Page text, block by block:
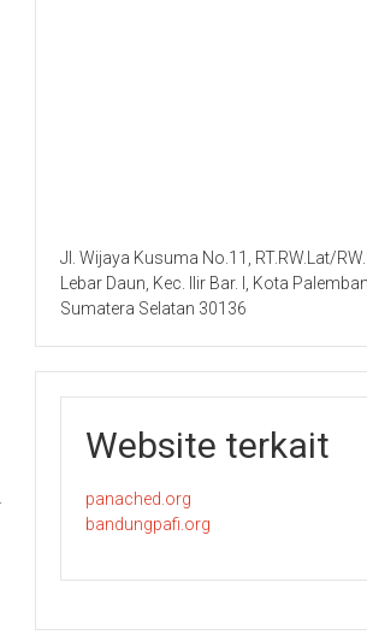
Jl. Wijaya Kusuma No.11, RT.RW.Lat/
Lebar Daun, Kec. Ilir Bar. I, Kota
Sumatera Selatan 30136
Website terkait
panached.org
bandungpafi.org